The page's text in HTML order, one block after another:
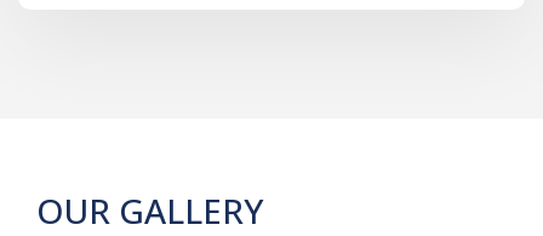
OUR GALLERY